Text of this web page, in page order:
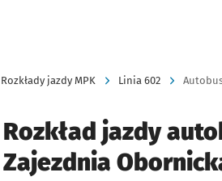
Rozkłady jazdy MPK Linia 602
Rozkład jazdy
Zajezdnia